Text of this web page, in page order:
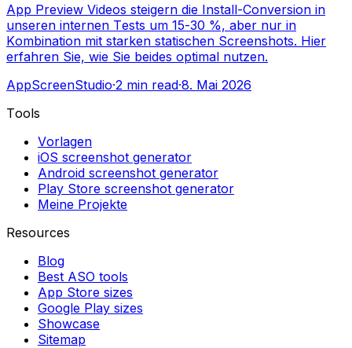
App Preview Videos steigern die Install-Conversion in
unseren internen Tests um 15-30 %, aber nur in
Kombination mit starken statischen Screenshots. Hier
erfahren Sie, wie Sie beides optimal nutzen.
AppScreenStudio·2 min read·8. Mai 2026
Tools
Vorlagen
iOS screenshot generator
Android screenshot generator
Play Store screenshot generator
Meine Projekte
Resources
Blog
Best ASO tools
App Store sizes
Google Play sizes
Showcase
Sitemap